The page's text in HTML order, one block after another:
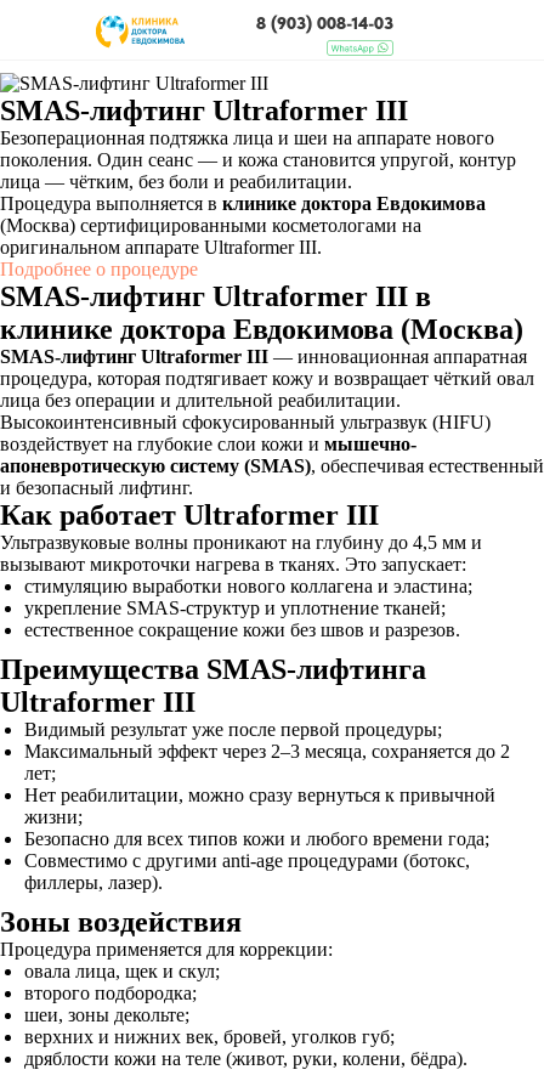
8 (903) 008-14-03
ЧТО МЫ ЛЕЧИМ
SMAS-лифтинг Ultraformer III
Безоперационная подтяжка лица и шеи на аппарате нового
поколения. Один сеанс — и кожа становится упругой, контур
лица — чётким, без боли и реабилитации.
Процедура выполняется в клинике доктора Евдокимова
(Москва) сертифицированными косметологами на
оригинальном аппарате Ultraformer III.
Подробнее о процедуре
SMAS-лифтинг Ultraformer III в
клинике доктора Евдокимова (Москва)
SMAS-лифтинг Ultraformer III — инновационная аппаратная
процедура, которая подтягивает кожу и возвращает чёткий овал
лица без операции и длительной реабилитации.
Высокоинтенсивный сфокусированный ультразвук (HIFU)
воздействует на глубокие слои кожи и мышечно-
апоневротическую систему (SMAS), обеспечивая естественный
и безопасный лифтинг.
Как работает Ultraformer III
Ультразвуковые волны проникают на глубину до 4,5 мм и
вызывают микроточки нагрева в тканях. Это запускает:
стимуляцию выработки нового коллагена и эластина;
укрепление SMAS-структур и уплотнение тканей;
естественное сокращение кожи без швов и разрезов.
Преимущества SMAS-лифтинга
Ultraformer III
Видимый результат уже после первой процедуры;
Максимальный эффект через 2–3 месяца, сохраняется до 2
лет;
Нет реабилитации, можно сразу вернуться к привычной
жизни;
Безопасно для всех типов кожи и любого времени года;
Совместимо с другими anti-age процедурами (ботокс,
филлеры, лазер).
Зоны воздействия
Процедура применяется для коррекции:
овала лица, щек и скул;
второго подбородка;
шеи, зоны декольте;
верхних и нижних век, бровей, уголков губ;
дряблости кожи на теле (живот, руки, колени, бёдра).